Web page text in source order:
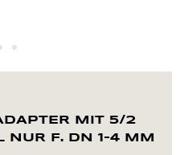
MIT 5/2
NUR F. DN 1-4 MM